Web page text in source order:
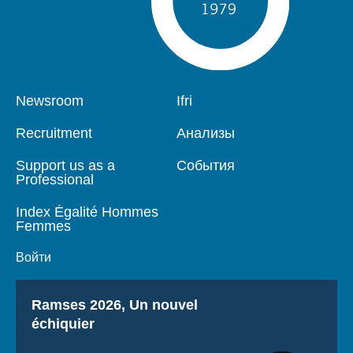
Pied
Newsroom
Recruitment
Support us as a
Professional
Index Égalité Hommes
Femmes
Войти
Navigation
Ifri
Анализы
События
Titre
Ramses 2026, Un nouvel
échiquier